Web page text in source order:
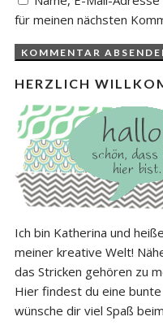
für meinen nächsten
HERZLICH
Ich bin Katherina und
meiner kreative Welt!
das Stricken gehören zu
Hier findest du eine
wünsche dir viel Spaß